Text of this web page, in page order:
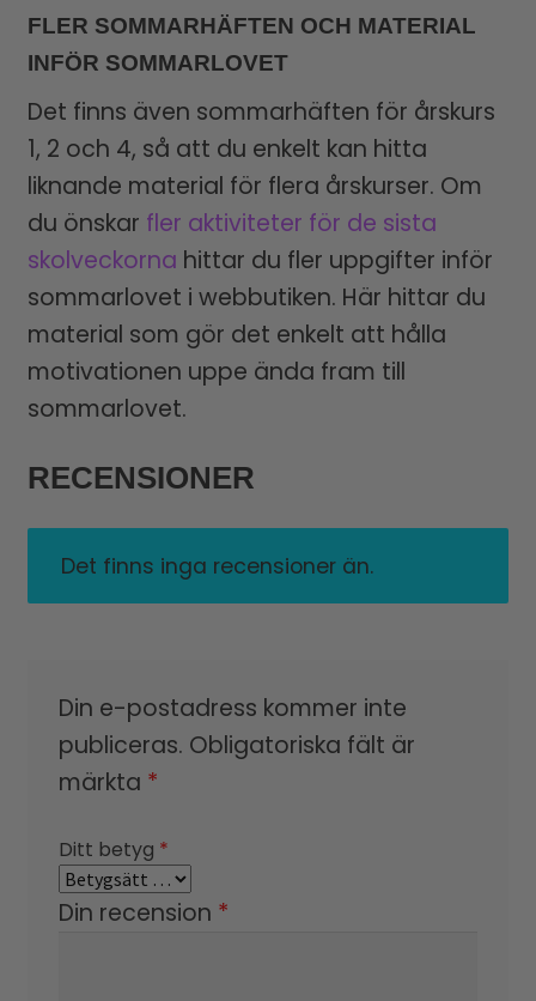
FLER SOMMARHÄFTEN OCH MATERIAL
INFÖR SOMMARLOVET
Det finns även sommarhäften för årskurs
1, 2 och 4, så att du enkelt kan hitta
liknande material för flera årskurser. Om
du önskar fler aktiviteter för de sista
skolveckorna hittar du fler uppgifter inför
sommarlovet i webbutiken. Här hittar du
material som gör det enkelt att hålla
motivationen uppe ända fram till
sommarlovet.
RECENSIONER
Det finns inga recensioner än.
Din e-postadress kommer inte
publiceras. Obligatoriska fält är
märkta *
Ditt betyg *
Din recension *